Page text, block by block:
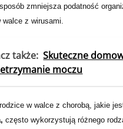
zmniejsza podatność
walce z wirusami.
także: Skuteczne
moczu
rodzice w walce z chorobą, jakie
często wykorzystują różnego